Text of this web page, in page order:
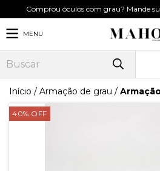
Comprou óculos com grau? Mande
MENU
Início / Armação de grau /
40% OFF